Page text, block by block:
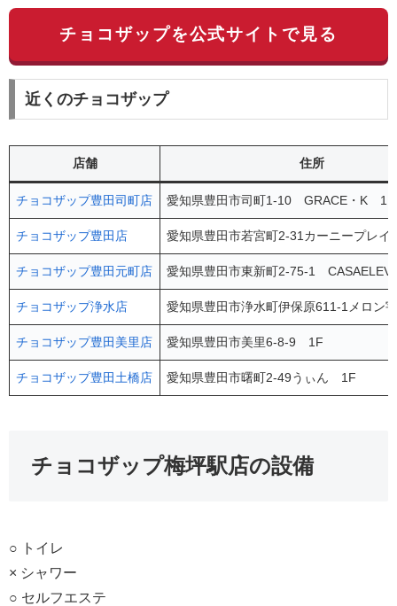
チョコザップを公式サイトで見る
近くのチョコザップ
店舗 住所
チョコザップ豊田司町店 愛知県豊田市司町1-10 GRACE・K 1F
チョコザップ豊田店 愛知県豊田市若宮町2-31カーニープレ
チョコザップ豊田元町店 愛知県豊田市東新町2-75-1
チョコザップ浄水店 愛知県豊田市浄水町伊保原611-1メロン
チョコザップ豊田美里店 愛知県豊田市美里6-8-9 1F
チョコザップ豊田土橋店 愛知県豊田市曙町2-49うぃん 1F
チョコザップ梅坪駅店の設備
○ トイレ
× シャワー
○ セルフエステ